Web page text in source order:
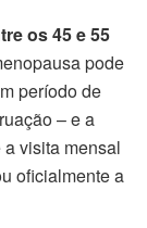
os 45 e 55
pode
período de
– e a
visita mensal
oficialmente a